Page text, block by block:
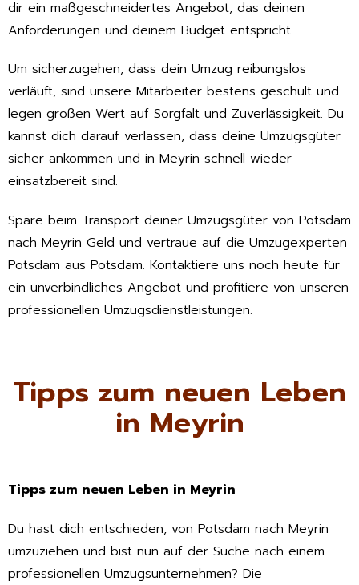
dir ein maßgeschneidertes Angebot, das deinen
Anforderungen und deinem Budget entspricht.
Um sicherzugehen, dass dein Umzug reibungslos
verläuft, sind unsere Mitarbeiter bestens geschult und
legen großen Wert auf Sorgfalt und Zuverlässigkeit. Du
kannst dich darauf verlassen, dass deine Umzugsgüter
sicher ankommen und in Meyrin schnell wieder
einsatzbereit sind.
Spare beim Transport deiner Umzugsgüter von Potsdam
nach Meyrin Geld und vertraue auf die Umzugexperten
Potsdam aus Potsdam. Kontaktiere uns noch heute für
ein unverbindliches Angebot und profitiere von unseren
professionellen Umzugsdienstleistungen.
Tipps zum neuen Leben
in Meyrin
Tipps zum neuen Leben in Meyrin
Du hast dich entschieden, von Potsdam nach Meyrin
umzuziehen und bist nun auf der Suche nach einem
professionellen Umzugsunternehmen? Die